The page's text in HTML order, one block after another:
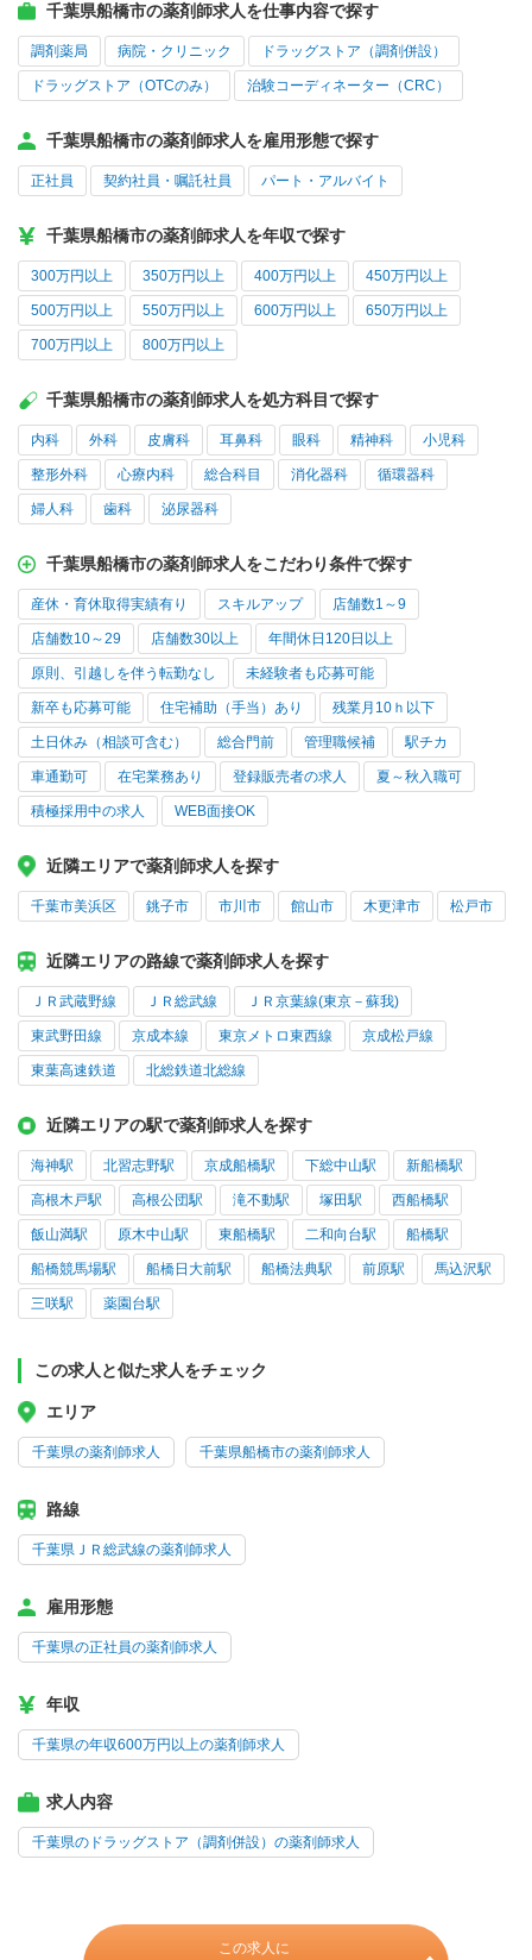
千葉県船橋市の薬剤師求人を仕事内容で探す
調剤薬局 病院・クリニック ドラッグストア（調剤併設）
ドラッグストア（OTCのみ） 治験コーディネーター（CRC）
千葉県船橋市の薬剤師求人を雇用形態で探す
正社員 契約社員・嘱託社員 パート・アルバイト
千葉県船橋市の薬剤師求人を年収で探す
300万円以上 350万円以上 400万円以上 450万円以上
500万円以上 550万円以上 600万円以上 650万円以上
700万円以上 800万円以上
千葉県船橋市の薬剤師求人を処方科目で探す
内科 外科 皮膚科 耳鼻科 眼科 精神科 小児科
整形外科 心療内科 総合科目 消化器科 循環器科
婦人科 歯科 泌尿器科
千葉県船橋市の薬剤師求人をこだわり条件で探す
産休・育休取得実績有り スキルアップ 店舗数1～9
店舗数10～29 店舗数30以上 年間休日120日以上
原則、引越しを伴う転勤なし 未経験者も応募可能
新卒も応募可能 住宅補助（手当）あり 残業月10ｈ以下
土日休み（相談可含む） 総合門前 管理職候補 駅チカ
車通勤可 在宅業務あり 登録販売者の求人 夏～秋入職可
積極採用中の求人 WEB面接OK
近隣エリアで薬剤師求人を探す
千葉市美浜区 銚子市 市川市 館山市 木更津市 松戸市
近隣エリアの路線で薬剤師求人を探す
ＪＲ武蔵野線 ＪＲ総武線 ＪＲ京葉線(東京－蘇我)
東武野田線 京成本線 東京メトロ東西線 京成松戸線
東葉高速鉄道 北総鉄道北総線
近隣エリアの駅で薬剤師求人を探す
海神駅 北習志野駅 京成船橋駅 下総中山駅 新船橋駅
高根木戸駅 高根公団駅 滝不動駅 塚田駅 西船橋駅
飯山満駅 原木中山駅 東船橋駅 二和向台駅 船橋駅
船橋競馬場駅 船橋日大前駅 船橋法典駅 前原駅 馬込沢駅
三咲駅 薬園台駅
この求人と似た求人をチェック
エリア
千葉県の薬剤師求人 千葉県船橋市の薬剤師求人
路線
千葉県ＪＲ総武線の薬剤師求人
雇用形態
千葉県の正社員の薬剤師求人
年収
千葉県の年収600万円以上の薬剤師求人
求人内容
千葉県のドラッグストア（調剤併設）の薬剤師求人
この求人に